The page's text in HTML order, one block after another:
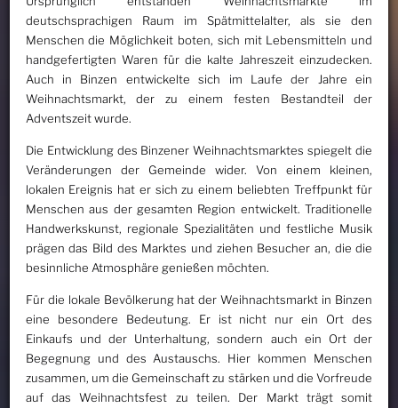
deutschsprachigen Raum im Spätmittelalter, als sie den
Menschen die Möglichkeit boten, sich mit Lebensmitteln und
handgefertigten Waren für die kalte Jahreszeit einzudecken.
Auch in Binzen entwickelte sich im Laufe der Jahre ein
Weihnachtsmarkt, der zu einem festen Bestandteil der
Adventszeit wurde.
Die Entwicklung des Binzener Weihnachtsmarktes spiegelt die
Veränderungen der Gemeinde wider. Von einem kleinen,
lokalen Ereignis hat er sich zu einem beliebten Treffpunkt für
Menschen aus der gesamten Region entwickelt. Traditionelle
Handwerkskunst, regionale Spezialitäten und festliche Musik
prägen das Bild des Marktes und ziehen Besucher an, die die
besinnliche Atmosphäre genießen möchten.
Für die lokale Bevölkerung hat der Weihnachtsmarkt in Binzen
eine besondere Bedeutung. Er ist nicht nur ein Ort des
Einkaufs und der Unterhaltung, sondern auch ein Ort der
Begegnung und des Austauschs. Hier kommen Menschen
zusammen, um die Gemeinschaft zu stärken und die Vorfreude
auf das Weihnachtsfest zu teilen. Der Markt trägt somit